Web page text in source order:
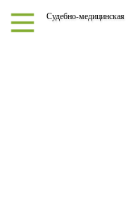
Судебно-